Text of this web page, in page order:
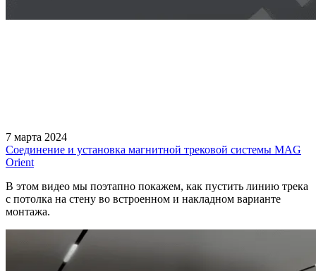
7 марта 2024
Соединение и установка магнитной трековой системы MAG
Orient
В этом видео мы поэтапно покажем, как пустить линию трека
с потолка на стену во встроенном и накладном варианте
монтажа.